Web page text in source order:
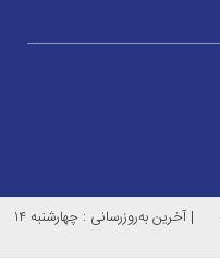
|
آخرین به‌روزرسانی : چهارشنبه ۱۴